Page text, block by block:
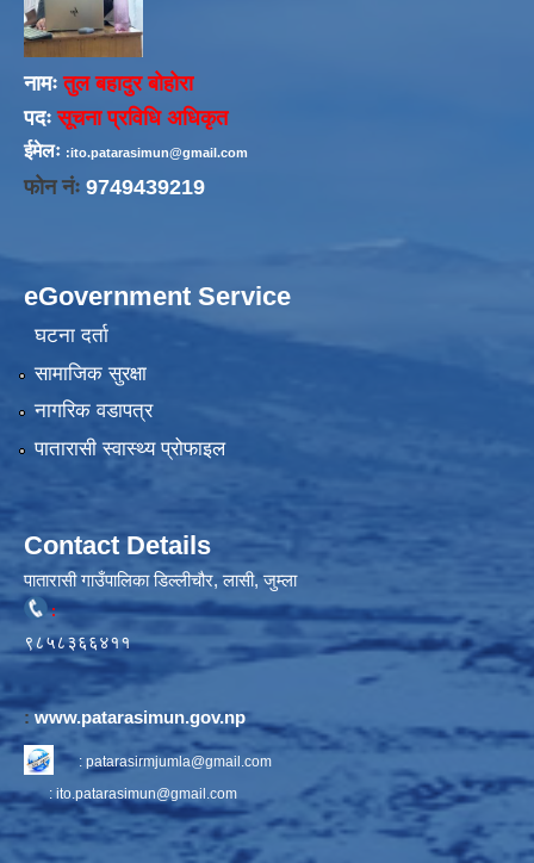
नामःतुल बहादुर बोहोरा
पदःसूचना प्रविधि अधिकृत
ईमेलः :ito.patarasimun@gmail.com
फोन नंः 9749439219
eGovernment Service
घटना दर्ता
सामाजिक सुरक्षा
नागरिक वडापत्र
पातारासी स्वास्थ्य प्रोफाइल
Contact Details
पातारासी गाउँपालिका डिल्लीचौर, लासी, जुम्ला
:
९८५८३६६४११
:www.patarasimun.gov.np
: patarasirmjumla@gmail.com
: ito.patarasimun@gmail.com